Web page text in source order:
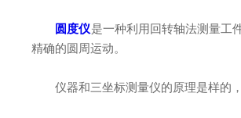
圆度仪是一种利用回转轴法测量工
精确的圆周运动。
仪器和三坐标测量仪的原理是样的，